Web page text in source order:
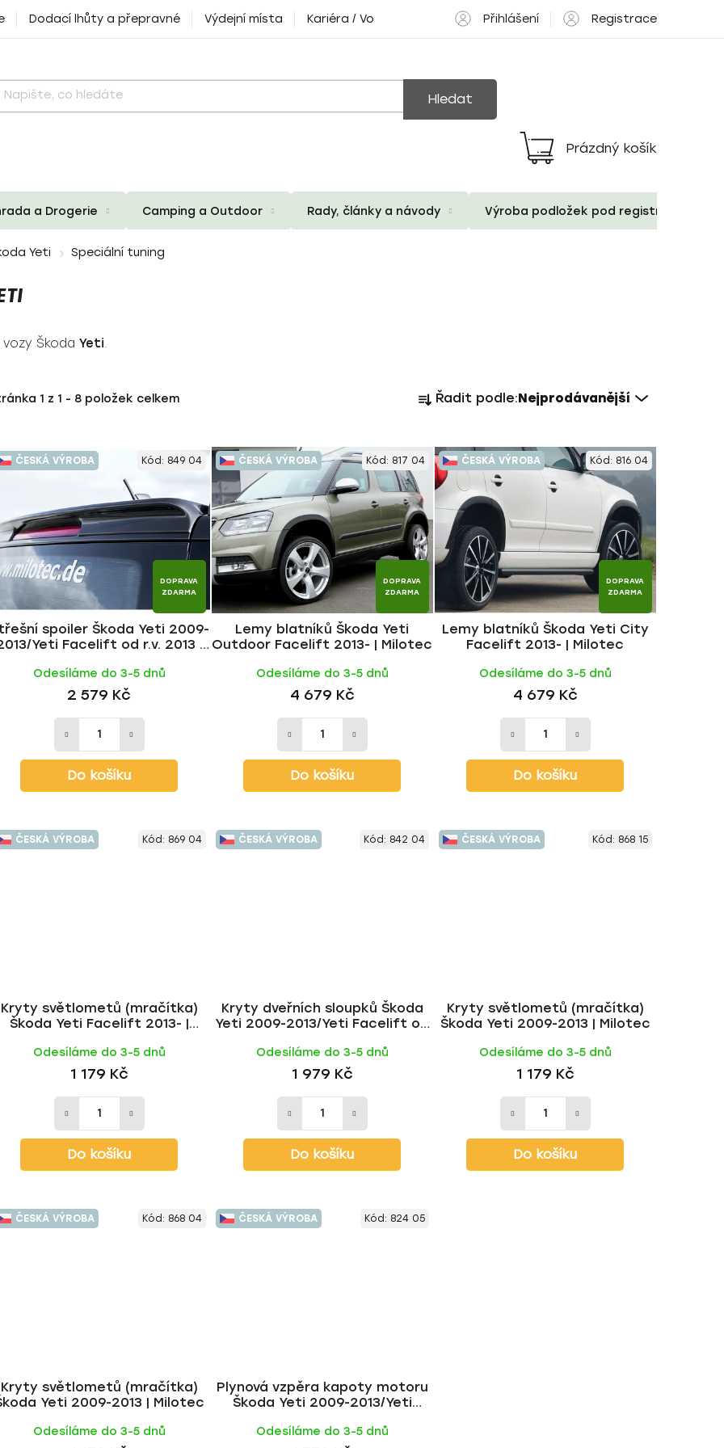
Dodací lhůty a přepravné Výdejní místa Kariéra / Volné pozice Přihlášení Registrace
Hledat
Nákupní
košík
Prázdný košík
a Drogerie Camping a Outdoor Rady, články a návody Výroba podložek pod registrační
Yeti Speciální tuning
Škoda Yeti.
1 z 1 - 8 položek celkem
a
e
n
í
p
r
o
d
u
k
t
Řadit podle:Nejprodávanější
ČESKÁ VÝROBA
DOPRAVA
ZDARMA
spoiler Škoda Yeti 2009-
Yeti Facelift od r.v. 2013 |
Odesíláme do 3-5 dnů
2 579 Kč
Do košíku
Kód: 849 04 ČESKÁ VÝROBA
DOPRAVA
ZDARMA
Lemy blatníků Škoda Yeti
Outdoor Facelift 2013- | Milotec
Odesíláme do 3-5 dnů
4 679 Kč
Do košíku
Kód: 817 04 ČESKÁ VÝROBA
DOPRAVA
ZDARMA
Lemy blatníků Škoda Yeti City
Facelift 2013- | Milotec
Odesíláme do 3-5 dnů
4 679 Kč
Do košíku
Kód: 816 04
ČESKÁ VÝROBA
Kryty světlometů (mračítka)
Škoda Yeti Facelift 2013- |
Odesíláme do 3-5 dnů
1 179 Kč
Do košíku
Kód: 869 04 ČESKÁ VÝROBA
Kryty dveřních sloupků Škoda
Yeti 2009-2013/Yeti Facelift od
Odesíláme do 3-5 dnů
1 979 Kč
Do košíku
Kód: 842 04 ČESKÁ VÝROBA
Kryty světlometů (mračítka)
Škoda Yeti 2009-2013 | Milotec
Odesíláme do 3-5 dnů
1 179 Kč
Do košíku
Kód: 868 15
ČESKÁ VÝROBA
Kryty světlometů (mračítka)
Yeti 2009-2013 | Milotec
Odesíláme do 3-5 dnů
Kód: 868 04 ČESKÁ VÝROBA
Plynová vzpěra kapoty motoru
Škoda Yeti 2009-2013/Yeti
Odesíláme do 3-5 dnů
Kód: 824 05